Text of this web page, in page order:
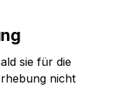
sie für die
nicht